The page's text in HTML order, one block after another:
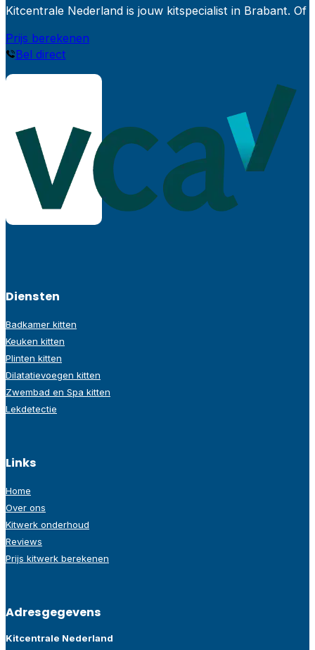
Kitcentrale Nederland is jouw kitspecialist in Brabant.
Prijs berekenen
Bel direct
Diensten
Badkamer kitten
Keuken kitten
Plinten kitten
Dilatatievoegen kitten
Zwembad en Spa kitten
Lekdetectie
Links
Home
Over ons
Kitwerk onderhoud
Reviews
Prijs kitwerk berekenen
Adresgegevens
Kitcentrale Nederland